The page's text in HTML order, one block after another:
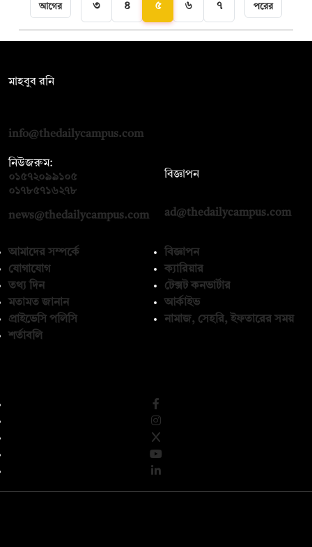
আগের ৩ ৪ ৫ ৬ ৭ পরের
মাহবুব রনি
info@thedailycampus.com
নিউজরুম:
০১৫৭২০৯৯১০৫
০১৭৮৫৭১৬২৭৮
news@thedailycampus.com
বিজ্ঞাপন
ad@thedailycampus.com
আমাদের সম্পর্কে
যোগাযোগ
তথ্য দিন
মতামত জানান
প্রাইভেসি পলিসি
শর্তাবলি
বিজ্ঞাপন
ক্যারিয়ার
টেক্সট কনভার্টার
আর্কাইভ
নামাজ, সেহরি, ইফতারের সময়